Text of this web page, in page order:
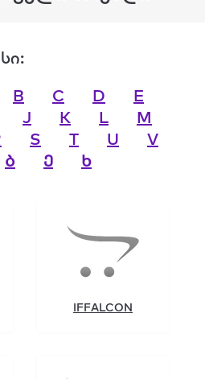
B C D
E
J K L
M
S T U
V
Ბ Ე Ხ
IFFALCON